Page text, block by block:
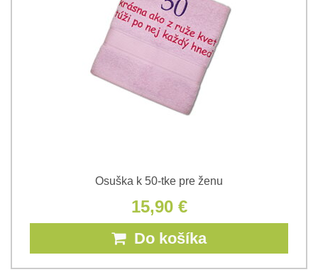
Osuška k 50-tke pre ženu
15,90 €
Do košíka